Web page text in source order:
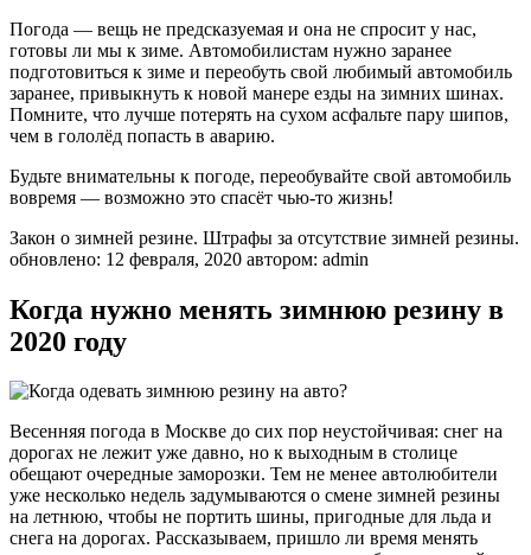
Погода — вещь не предсказуемая и она не спросит у нас,
готовы ли мы к зиме. Автомобилистам нужно заранее
подготовиться к зиме и переобуть свой любимый автомобиль
заранее, привыкнуть к новой манере езды на зимних шинах.
Помните, что лучше потерять на сухом асфальте пару шипов,
чем в гололёд попасть в аварию.
Будьте внимательны к погоде, переобувайте свой автомобиль
вовремя — возможно это спасёт чью-то жизнь!
Закон о зимней резине. Штрафы за отсутствие зимней резины.
обновлено: 12 февраля, 2020 автором: admin
Когда нужно менять зимнюю резину в
2020 году
Весенняя погода в Москве до сих пор неустойчивая: снег на
дорогах не лежит уже давно, но к выходным в столице
обещают очередные заморозки. Тем не менее автолюбители
уже несколько недель задумываются о смене зимней резины
на летнюю, чтобы не портить шины, пригодные для льда и
снега на дорогах. Рассказываем, пришло ли время менять